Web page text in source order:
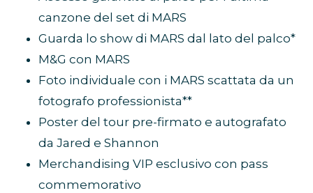
canzone del set di MARS
Guarda lo show di MARS dal lato del palco*
M&G con MARS
Foto individuale con i MARS scattata da un
fotografo professionista**
Poster del tour pre-firmato e autografato
da Jared e Shannon
Merchandising VIP esclusivo con pass
commemorativo